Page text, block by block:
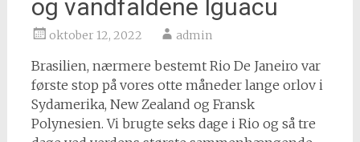
og vandfaldene Iguacu
oktober 12, 2022 admin
Brasilien, nærmere bestemt Rio De Janeiro var
første stop på vores otte måneder lange orlov i
Sydamerika, New Zealand og Fransk
Polynesien. Vi brugte seks dage i Rio og så tre